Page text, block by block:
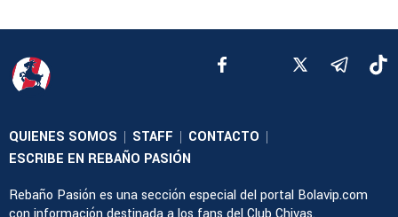
QUIENES SOMOS | STAFF | CONTACTO |
ESCRIBE EN REBAÑO PASIÓN
Rebaño Pasión es una sección especial del portal Bolavip.com